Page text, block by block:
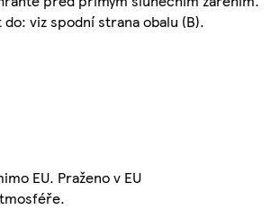
viz spodní strana obalu (B).
EU. Praženo v EU